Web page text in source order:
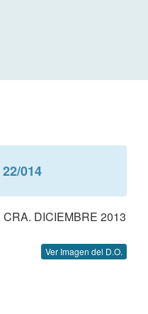
22/014
DICIEMBRE 2013
Ver Imagen del D.O.